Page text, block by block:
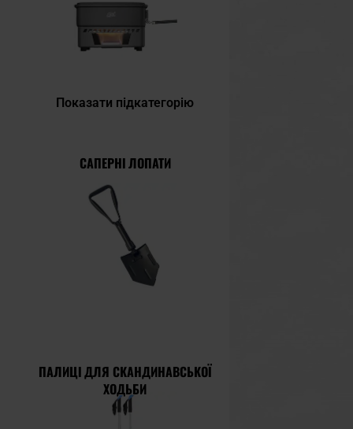
Показати підкатегорію
САПЕРНІ ЛОПАТИ
ПАЛИЦІ ДЛЯ СКАНДИНАВСЬКОЇ
ХОДЬБИ